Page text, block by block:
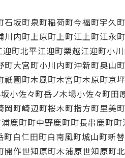
石坂町泉町稲荷町今福町宇久
川内町 上原町 上町江上町江永町
迎町北平江迎町栗越江迎町小
町大宮町小川内町沖新町奥山町
祇園町木風町木宮町木原町京
小佐々町岳ノ木場小佐々町田
岡町崎辺町桜木町指方町里美町
鹿町町中野鹿町町長串鹿町町
町白仁田町白南風町城山町新
開作世知原町木浦原世知原町